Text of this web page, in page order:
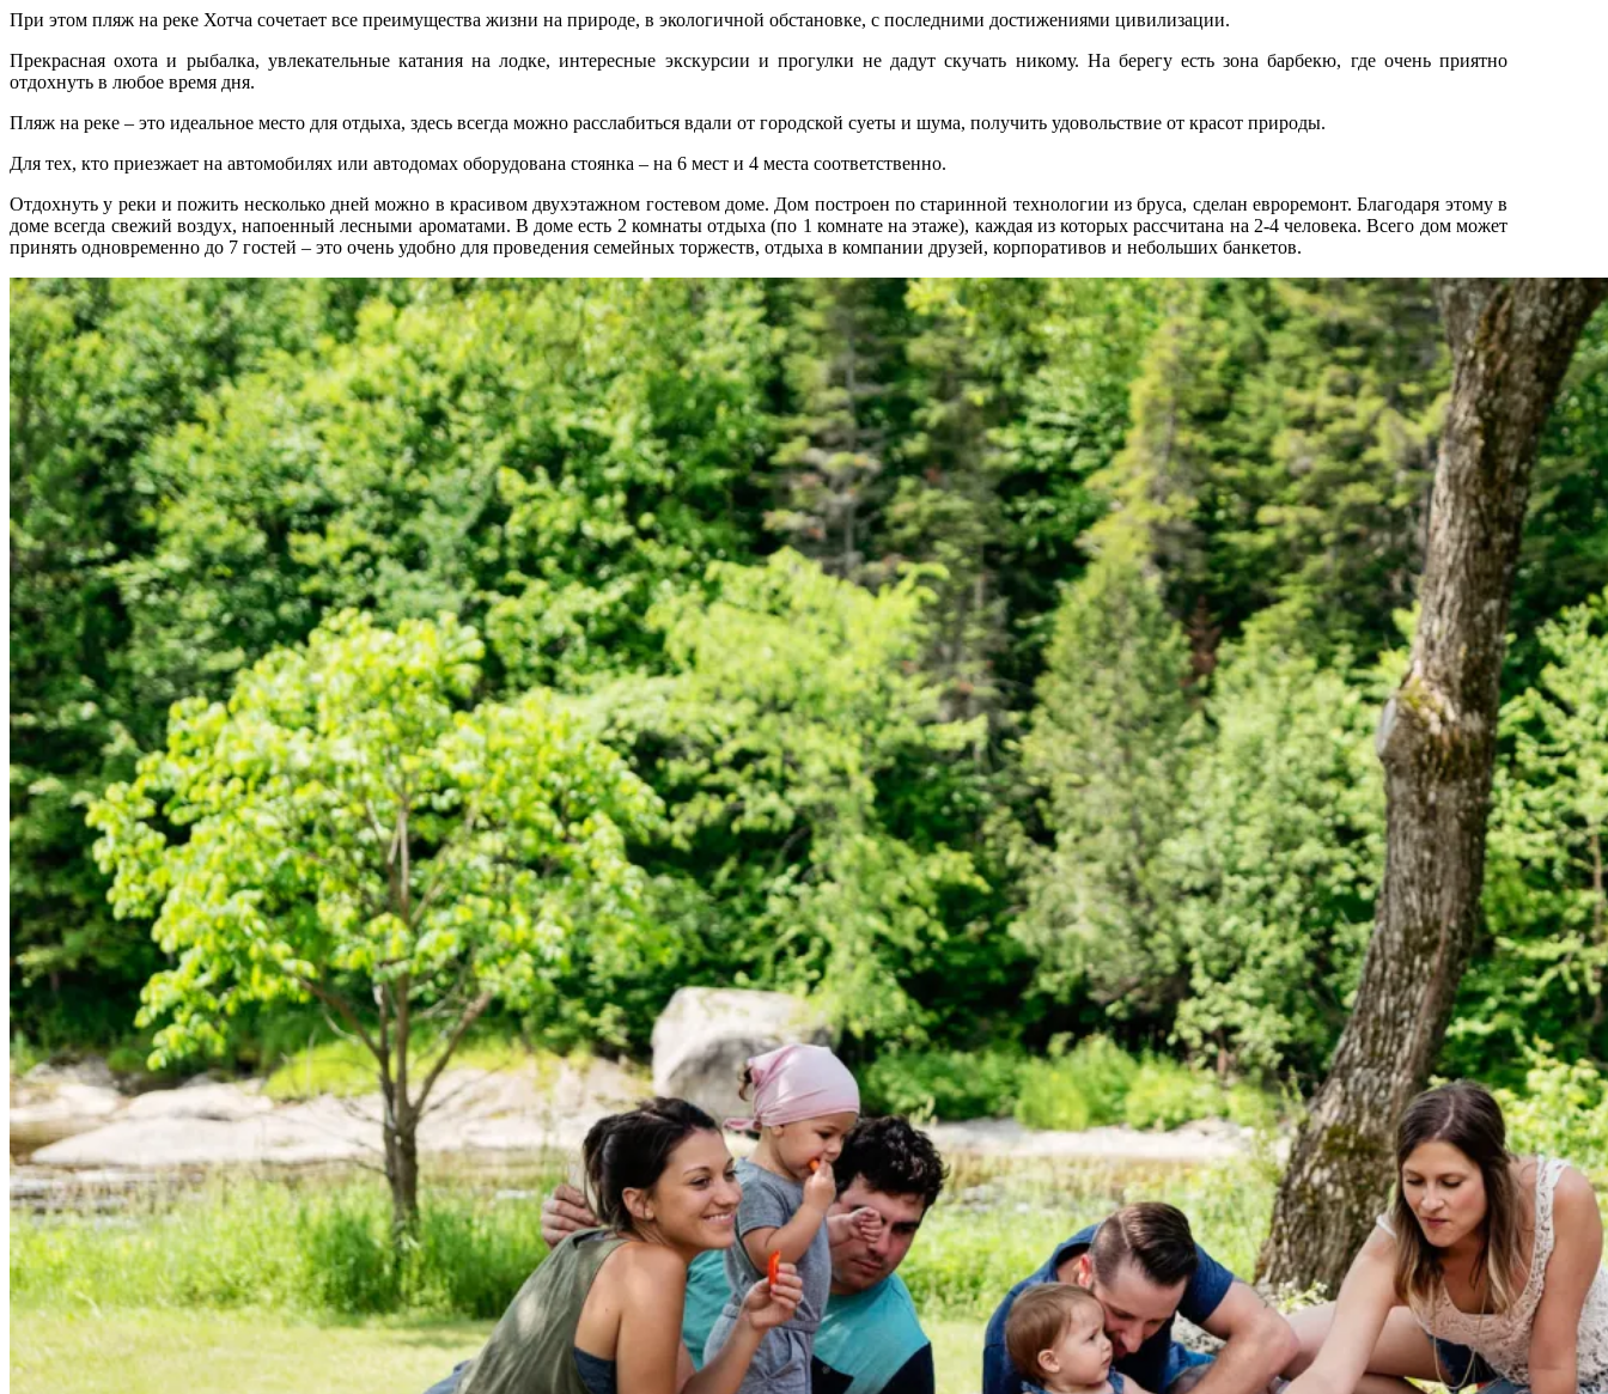
При этом пляж на реке Хотча сочетает все преимущества жизни на природе, в экологичной обстановке, с последними достижениями цивилизации.
Прекрасная охота и рыбалка, увлекательные катания на лодке, интересные экскурсии и прогулки не дадут скучать никому. На берегу есть зона барбекю, где очень приятно
отдохнуть в любое время дня.
Пляж на реке – это идеальное место для отдыха, здесь всегда можно расслабиться вдали от городской суеты и шума, получить удовольствие от красот природы.
Для тех, кто приезжает на автомобилях или автодомах оборудована стоянка – на 6 мест и 4 места соответственно.
Отдохнуть у реки и пожить несколько дней можно в красивом двухэтажном гостевом доме. Дом построен по старинной технологии из бруса, сделан евроремонт. Благодаря этому в
доме всегда свежий воздух, напоенный лесными ароматами. В доме есть 2 комнаты отдыха (по 1 комнате на этаже), каждая из которых рассчитана на 2-4 человека. Всего дом может
принять одновременно до 7 гостей – это очень удобно для проведения семейных торжеств, отдыха в компании друзей, корпоративов и небольших банкетов.